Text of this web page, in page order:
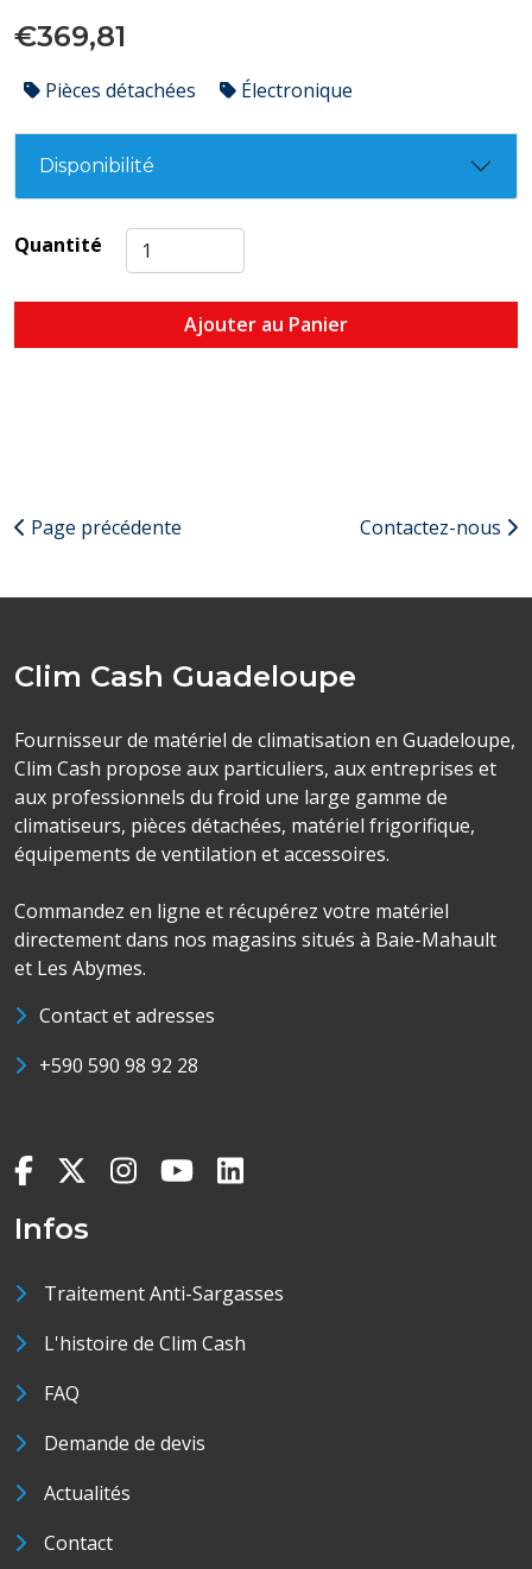
€369,81
Pièces détachées Électronique
Disponibilité
Quantité
Ajouter au Panier
Page précédente Contactez-nous
Clim Cash Guadeloupe
Fournisseur de matériel de climatisation en Guadeloupe,
Clim Cash propose aux particuliers, aux entreprises et
aux professionnels du froid une large gamme de
climatiseurs, pièces détachées, matériel frigorifique,
équipements de ventilation et accessoires.
Commandez en ligne et récupérez votre matériel
directement dans nos magasins situés à Baie-Mahault
et Les Abymes.
Contact et adresses
+590 590 98 92 28
Infos
Traitement Anti-Sargasses
L'histoire de Clim Cash
FAQ
Demande de devis
Actualités
Contact